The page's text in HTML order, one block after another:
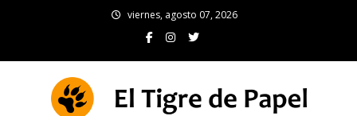
viernes, agosto 07, 2026